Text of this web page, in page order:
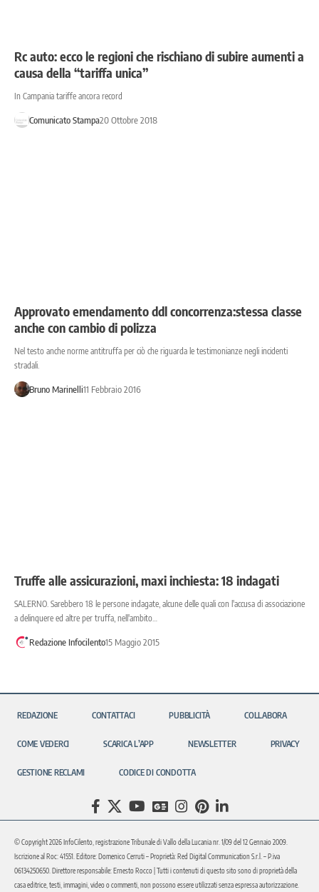
Rc auto: ecco le regioni che rischiano di subire aumenti a
causa della “tariffa unica”
In Campania tariffe ancora record
Comunicato Stampa20 Ottobre 2018
Approvato emendamento ddl concorrenza:stessa classe
anche con cambio di polizza
Nel testo anche norme antitruffa per ciò che riguarda le testimonianze negli incidenti
stradali.
Bruno Marinelli11 Febbraio 2016
Truffe alle assicurazioni, maxi inchiesta: 18 indagati
SALERNO. Sarebbero 18 le persone indagate, alcune delle quali con l'accusa di associazione
a delinquere ed altre per truffa, nell'ambito…
Redazione Infocilento15 Maggio 2015
REDAZIONE CONTATTACI PUBBLICITÀ COLLABORA
COME VEDERCI SCARICA L’APP NEWSLETTER PRIVACY
GESTIONE RECLAMI CODICE DI CONDOTTA
© Copyright 2026 InfoCilento, registrazione Tribunale di Vallo della Lucania nr. 1/09 del 12 Gennaio 2009.
Iscrizione al Roc: 41551. Editore: Domenico Cerruti – Proprietà: Red Digital Communication S.r.l. – P.iva
06134250650. Direttore responsabile: Ernesto Rocco | Tutti i contenuti di questo sito sono di proprietà della
casa editrice, testi, immagini, video o commenti, non possono essere utilizzati senza espressa autorizzazione.